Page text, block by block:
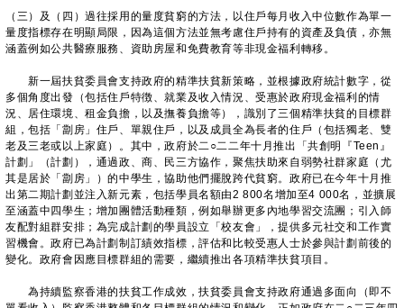
（三）及（四）過往採用的量度貧窮的方法，以住戶每月收入中位數作為單一
量度指標存在明顯局限，因為這個方法並無考慮住戶持有的資產及負債，亦無
涵蓋例如公共醫療服務、資助房屋和免費教育等非現金福利轉移。
新一屆扶貧委員會支持政府的精準扶貧新策略，並根據政府統計數字，從
多個角度出發（包括住戶特徴、就業及收入情況、受惠於政府現金福利的情
況、居住環境、租金負擔，以及撫養負擔等），識別了三個精準扶貧的目標群
組，包括「劏房」住戶、單親住戶，以及成員全為長者的住戶（包括獨老、雙
老及三老或以上家庭）。其中，政府於二○二二年十月推出「共創明『Teen』
計劃」（計劃），通過政、商、民三方協作，聚焦扶助來自弱勢社群家庭（尤
其是居於「劏房」）的中學生，協助他們擺脫跨代貧窮。政府已在今年十月推
出第二期計劃並注入新元素，包括學員名額由2 800名增加至4 000名，並擴展
至涵蓋中四學生；增加團體活動種類，例如舉辦更多內地學習交流團；引入師
友配對組群安排；為完成計劃的學員設立「校友會」，提供多元社交和工作實
習機會。政府已為計劃制訂績效指標，評估和比較受惠人士於參與計劃前後的
變化。政府會因應目標群組的需要，繼續推出各項精準扶貧項目。
為持續監察香港的扶貧工作成效，扶貧委員會支持政府通過多面向（即不